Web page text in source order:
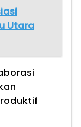
Utara